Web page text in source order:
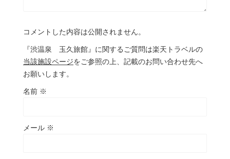
コメントした内容は公開されません。
『渋温泉 玉久旅館』に関するご質問は楽天トラベルの
当該施設ページをご参照の上、記載のお問い合わせ先へ
お願いします。
名前 ※
メール ※